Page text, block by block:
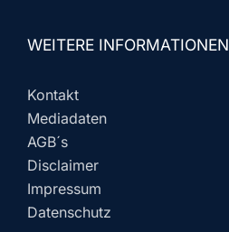
WEITERE INFORMATIONEN
Kontakt
Mediadaten
AGB´s
Disclaimer
Impressum
Datenschutz